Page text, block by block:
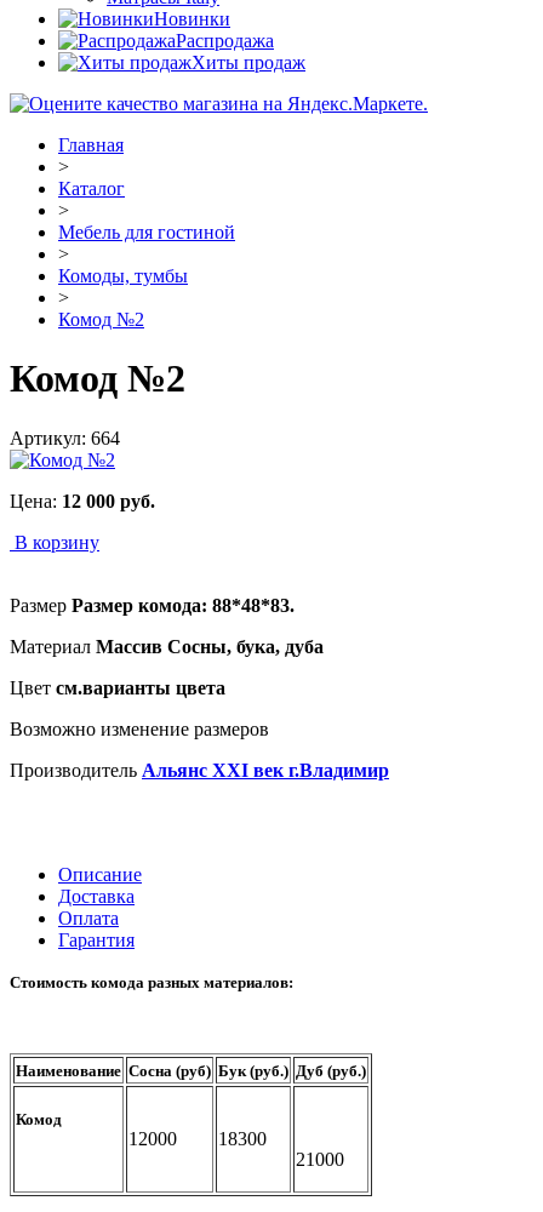
Новинки
Распродажа
Хиты продаж
Главная
>
Каталог
>
Мебель для гостиной
>
Комоды, тумбы
>
Комод №2
Комод №2
Артикул: 664
Цена: 12 000 руб.
В корзину
Размер Размер комода: 88*48*83.
Материал Массив Сосны, бука, дуба
Цвет см.варианты цвета
Возможно изменение размеров
Производитель Альянс XXI век г.Владимир
Описание
Доставка
Оплата
Гарантия
Стоимость комода разных материалов:
Наименование Сосна (руб) Бук (руб.) Дуб (руб.)
Комод
12000
18300
21000